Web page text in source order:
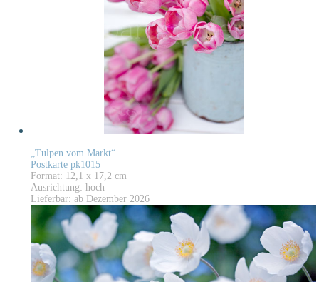
„Tulpen vom Markt“
Postkarte pk1015
Format: 12,1 x 17,2 cm
Ausrichtung: hoch
Lieferbar: ab Dezember 2026